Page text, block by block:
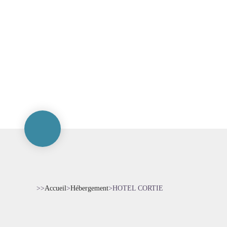
>>Accueil>Hébergement>HOTEL CORTIE